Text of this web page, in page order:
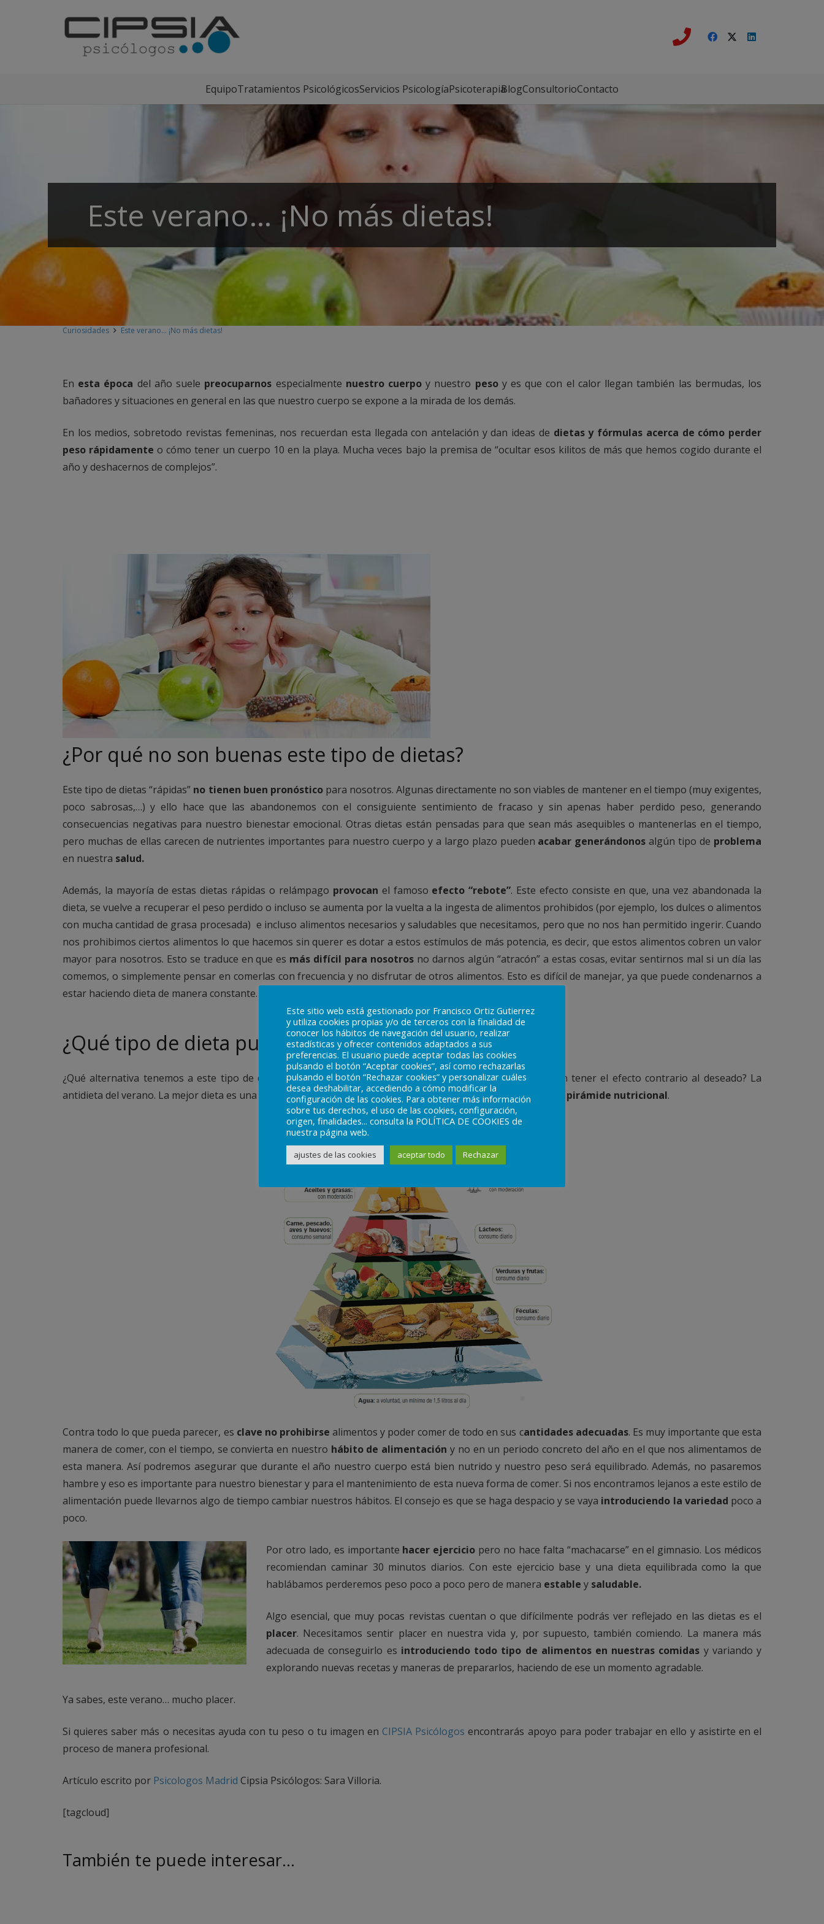
EquipoTratamientos PsicológicosServicios PsicologíaPsicoterapiaBlogConsultorioContacto
Este verano… ¡No más dietas!
Curiosidades Este verano… ¡No más dietas!
En esta época del año suele preocuparnos especialmente nuestro cuerpoy nuestro pesoy es que con el calor llegan también las bermudas, los
bañadores y situaciones en general en las que nuestro cuerpo se expone a la mirada de los demás.
En los medios, sobretodo revistas femeninas, nos recuerdan esta llegada con antelación y dan ideas de dietas y fórmulas acerca de cómo perder
peso rápidamente o cómo tener un cuerpo 10 en la playa. Mucha veces bajo la premisa de “ocultar esos kilitos de más que hemos cogido durante el
año y deshacernos de complejos”.
¿Por qué no son buenas este tipo de dietas?
Este tipo de dietas “rápidas” no tienen buen pronósticopara nosotros. Algunas directamente no son viables de mantener en el tiempo (muy exigentes,
poco sabrosas,…) y ello hace que las abandonemos con el consiguiente sentimiento de fracaso y sin apenas haber perdido peso, generando
consecuencias negativas para nuestro bienestar emocional. Otras dietas están pensadas para que sean más asequibles o mantenerlas en el tiempo,
pero muchas de ellas carecen de nutrientes importantes para nuestro cuerpo y a largo plazo pueden acabar generándonos algún tipo de problema
en nuestra salud.
Además, la mayoría de estas dietas rápidas o relámpago provocan el famoso efecto “rebote”. Este efecto consiste en que, una vez abandonada la
dieta, se vuelve a recuperar el peso perdido o incluso se aumenta por la vuelta a la ingesta de alimentos prohibidos (por ejemplo, los dulces o alimentos
con mucha cantidad de grasa procesada) e incluso alimentos necesarios y saludables que necesitamos, pero que no nos han permitido ingerir. Cuando
nos prohibimos ciertos alimentos lo que hacemos sin querer es dotar a estos estímulos de más potencia, es decir, que estos alimentos cobren un valor
mayor para nosotros. Esto se traduce en que es más difícil para nosotros no darnos algún “atracón” a estas cosas, evitar sentirnos mal si un día las
comemos, o simplemente pensar en comerlas con frecuencia y no disfrutar de otros alimentos. Esto es difícil de manejar, ya que puede condenarnos a
estar haciendo dieta de manera constante.
¿Qué tipo de dieta puedo realizar?
¿Qué alternativa tenemos a este tipo de dietas que son perjudiciales para nuestra salud e incluso pueden tener el efecto contrario al deseado? La
antidieta del verano. La mejor dieta es una
dieta completa, variada, inspirada en la Dieta Mediterránea y su pirámide nutricional.
Contra todo lo que pueda parecer, es clave no prohibirse alimentos y poder comer de todo en sus cantidades adecuadas. Es muy importante que esta
manera de comer, con el tiempo, se convierta en nuestro hábito de alimentación y no en un periodo concreto del año en el que nos alimentamos de
esta manera. Así podremos asegurar que durante el año nuestro cuerpo está bien nutrido y nuestro peso será equilibrado. Además, no pasaremos
hambre y eso es importante para nuestro bienestar y para el mantenimiento de esta nueva forma de comer. Si nos encontramos lejanos a este estilo de
alimentación puede llevarnos algo de tiempo cambiar nuestros hábitos. El consejo es que se haga despacio y se vaya introduciendo la variedad poco a
poco.
Por otro lado, es importante hacer ejercicio pero no hace falta “machacarse” en el gimnasio. Los médicos
recomiendan caminar 30 minutos diarios. Con este ejercicio base y una dieta equilibrada como la que
hablábamos perderemos peso poco a poco pero de manera estable y saludable.
Algo esencial, que muy pocas revistas cuentan o que difícilmente podrás ver reflejado en las dietas es el
placer. Necesitamos sentir placer en nuestra vida y, por supuesto, también comiendo. La manera más
adecuada de conseguirlo es introduciendo todo tipo de alimentos en nuestras comidas y variando y
explorando nuevas recetas y maneras de prepararlos, haciendo de ese un momento agradable.
Ya sabes, este verano… mucho placer.
Si quieres saber más o necesitas ayuda con tu peso o tu imagen en CIPSIA Psicólogos encontrarás apoyo para poder trabajar en ello y asistirte en el
proceso de manera profesional.
Artículo escrito por Psicologos Madrid Cipsia Psicólogos: Sara Villoria.
[tagcloud]
También te puede interesar…
Este sitio web está gestionado por Francisco Ortiz Gutierrez
y utiliza cookies propias y/o de terceros con la finalidad de
conocer los hábitos de navegación del usuario, realizar
estadísticas y ofrecer contenidos adaptados a sus
preferencias. El usuario puede aceptar todas las cookies
pulsando el botón “Aceptar cookies”, así como rechazarlas
pulsando el botón “Rechazar cookies” y personalizar cuáles
desea deshabilitar, accediendo a cómo modificar la
configuración de las cookies. Para obtener más información
sobre tus derechos, el uso de las cookies, configuración,
origen, finalidades... consulta la POLÍTICA DE COOKIES de
nuestra página web.
ajustes de las cookies aceptar todo Rechazar